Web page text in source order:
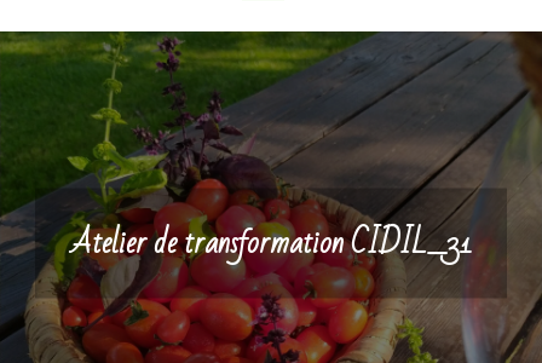
Atelier de transformation CIDIL_31